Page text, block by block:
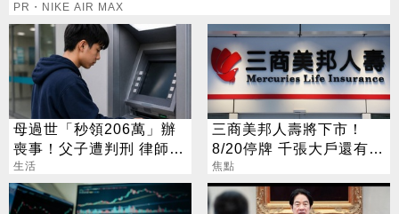
PR・NIKE AIR MAX
母過世「秒領206萬」辦
喪事！父子遭判刑 律師：
搶錢先下手是罪
生活
三商美邦人壽將下市！
8/20停牌 千張大戶還有
252人
焦點